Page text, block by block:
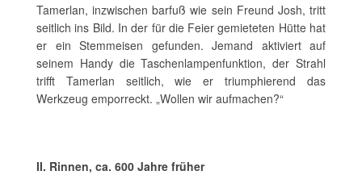
Tamerlan, inzwischen barfuß wie sein Freund Josh, tritt
seitlich ins Bild. In der für die Feier gemieteten Hütte hat
er ein Stemmeisen gefunden. Jemand aktiviert auf
seinem Handy die Taschenlampenfunktion, der Strahl
trifft Tamerlan seitlich, wie er triumphierend das
Werkzeug emporreckt. „Wollen wir aufmachen?“
II. Rinnen, ca. 600 Jahre früher